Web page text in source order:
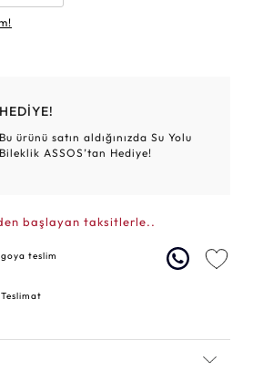
HEDİYE!
Bu ürünü satın aldığınızda Su Yolu
Bileklik ASSOS’tan Hediye!
başlayan taksitlerle..
teslim